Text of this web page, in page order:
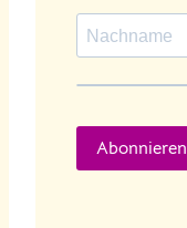
Abonnieren